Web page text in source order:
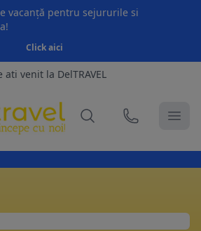
vacanță pentru sejururile si
Click aici
ati venit la DelTRAVEL